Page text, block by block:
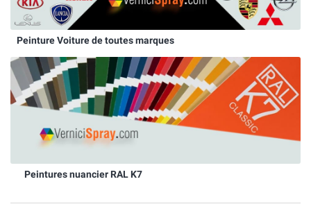
Peinture Voiture de toutes marques
Peintures nuancier RAL K7